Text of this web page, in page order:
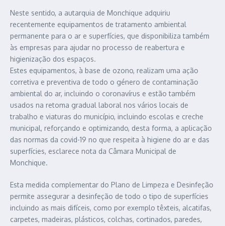
Neste sentido, a autarquia de Monchique adquiriu
recentemente equipamentos de tratamento ambiental
permanente para o ar e superfícies, que disponibiliza também
às empresas para ajudar no processo de reabertura e
higienização dos espaços.
Estes equipamentos, à base de ozono, realizam uma ação
corretiva e preventiva de todo o género de contaminação
ambiental do ar, incluindo o coronavírus e estão também
usados na retoma gradual laboral nos vários locais de
trabalho e viaturas do município, incluindo escolas e creche
municipal, reforçando e optimizando, desta forma, a aplicação
das normas da covid-19 no que respeita à higiene do ar e das
superfícies, esclarece nota da Câmara Municipal de
Monchique.
Esta medida complementar do Plano de Limpeza e Desinfeção
permite assegurar a desinfeção de todo o tipo de superfícies
incluindo as mais difíceis, como por exemplo têxteis, alcatifas,
carpetes, madeiras, plásticos, colchas, cortinados, paredes,